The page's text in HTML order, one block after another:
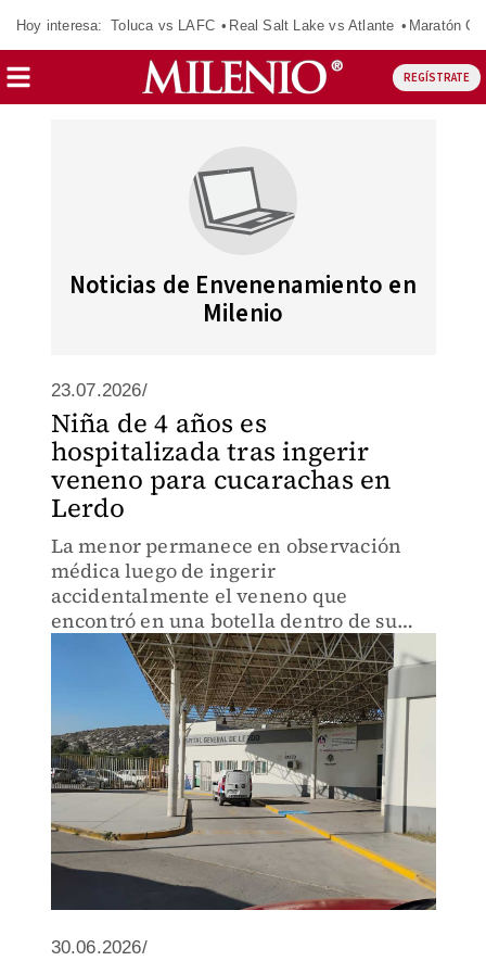
Hoy interesa: Toluca vs LAFC Real Salt Lake vs Atlante Maratón
REGÍSTRATE
Noticias de Envenenamiento en
Milenio
23.07.2026/
Niña de 4 años es
hospitalizada tras ingerir
veneno para cucarachas en
Lerdo
La menor permanece en observación
médica luego de ingerir
accidentalmente el veneno que
encontró en una botella dentro de su
vivienda, lo que le provocó una
intoxicación.
30.06.2026/